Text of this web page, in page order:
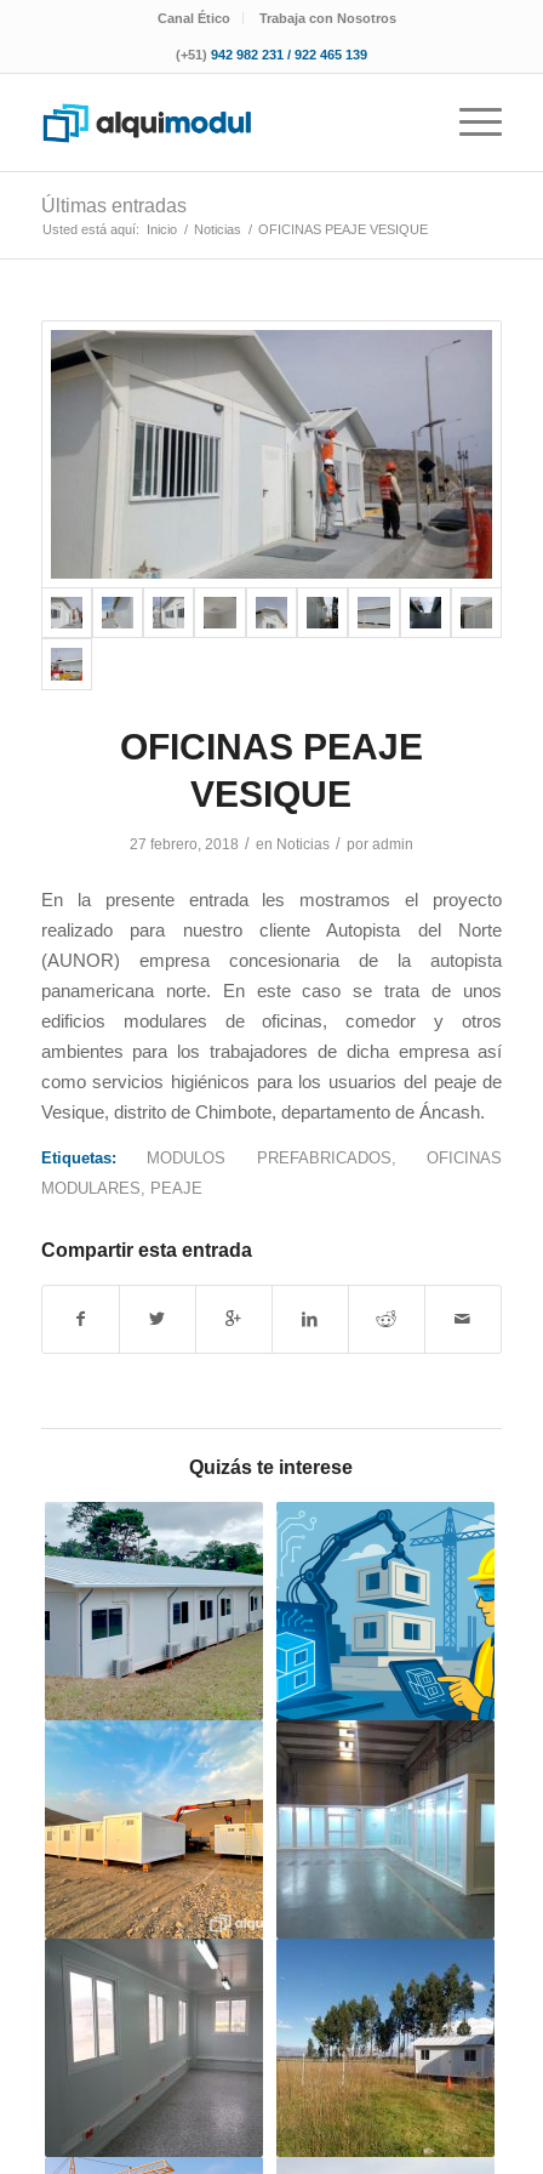
Canal Ético Trabaja con Nosotros
(+51) 942 982 231 / 922 465 139
Últimas entradas
Usted está aquí: Inicio / Noticias / OFICINAS PEAJE VESIQUE
OFICINAS PEAJE
VESIQUE
27 febrero, 2018 / en Noticias / por admin
En la presente entrada les mostramos el proyecto
realizado para nuestro cliente Autopista del Norte
(AUNOR) empresa concesionaria de la autopista
panamericana norte. En este caso se trata de unos
edificios modulares de oficinas, comedor y otros
ambientes para los trabajadores de dicha empresa así
como servicios higiénicos para los usuarios del peaje de
Vesique, distrito de Chimbote, departamento de Áncash.
Etiquetas: MODULOS PREFABRICADOS,OFICINAS
MODULARES, PEAJE
Compartir esta entrada
Quizás te interese